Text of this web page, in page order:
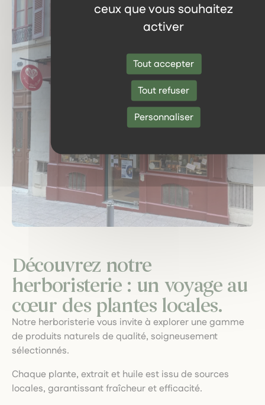
ceux que vous souhaitez
activer
Tout accepter
Tout refuser
Personnaliser
Découvrez notre
herboristerie : un voyage au
cœur des plantes locales.
Notre herboristerie vous invite à explorer une gamme
de produits naturels de qualité, soigneusement
sélectionnés.
Chaque plante, extrait et huile est issu de sources
locales, garantissant fraîcheur et efficacité.